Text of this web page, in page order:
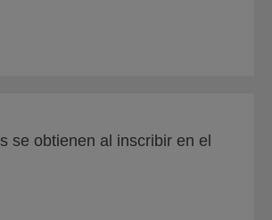
se obtienen al inscribir en el